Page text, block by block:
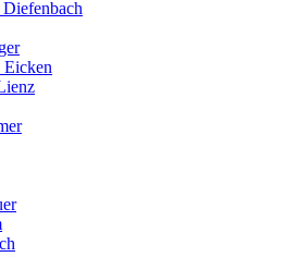
Eicken